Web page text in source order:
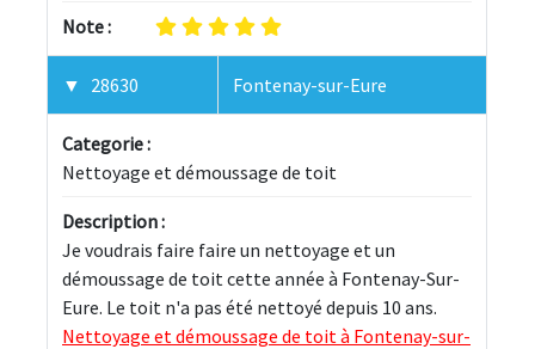
Note :
28630 Fontenay-sur-Eure
Categorie :
Nettoyage et démoussage de toit
Description :
Je voudrais faire faire un nettoyage et un
démoussage de toit cette année à Fontenay-Sur-
Eure. Le toit n'a pas été nettoyé depuis 10 ans.
Nettoyage et démoussage de toit à Fontenay-sur-